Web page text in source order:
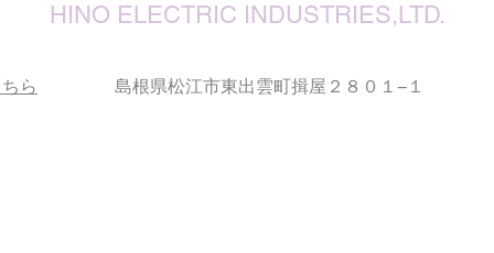
HINO ELECTRIC INDUSTRIES,LTD.
ら 島根県松江市東出雲町揖屋２８０１−１